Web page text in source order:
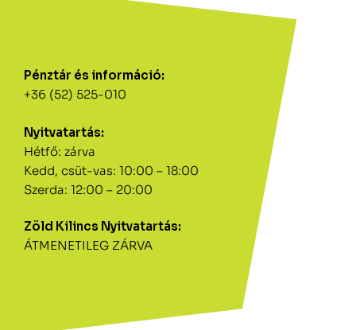
Pénztár és információ:
+36 (52) 525-010
Nyitvatartás:
Hétfő: zárva
Kedd, csüt-vas: 10:00 – 18:00
Szerda: 12:00 – 20:00
Zöld Kilincs Nyitvatartás:
ÁTMENETILEG ZÁRVA